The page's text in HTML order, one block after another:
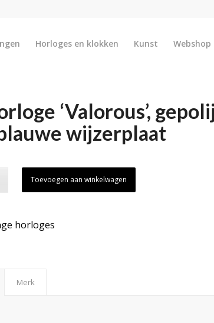
Horloges en klokken Kunst Webshop
‘Valorous’,
wijzerplaat
Toevoegen aan winkelwagen
horloges
Merk